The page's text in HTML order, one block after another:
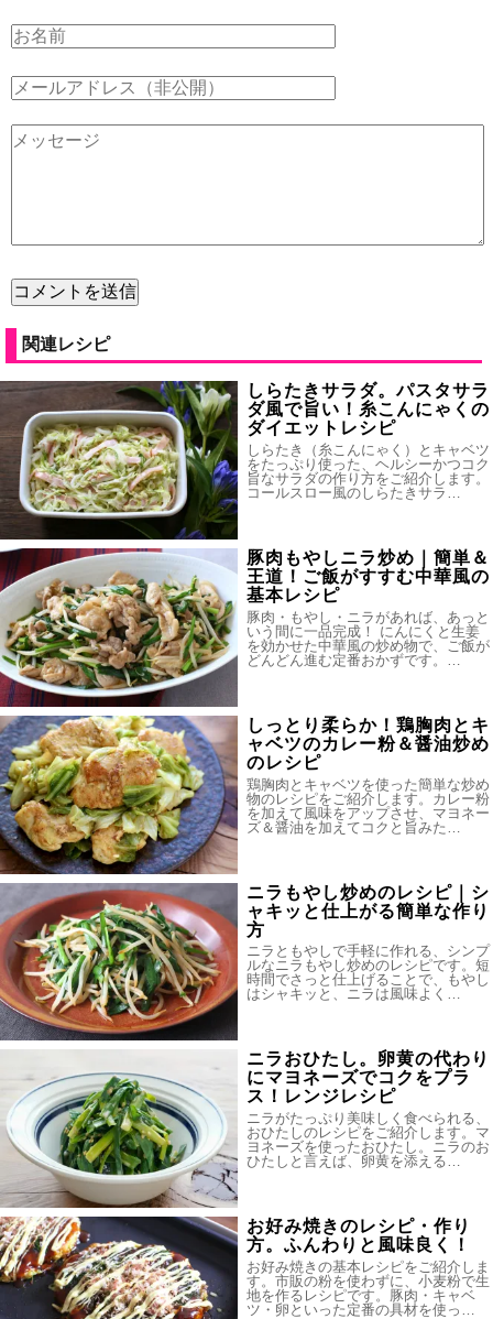
関連レシピ
しらたきサラダ。パスタサラ
ダ風で旨い！糸こんにゃくの
ダイエットレシピ
しらたき（糸こんにゃく）とキャベツ
をたっぷり使った、ヘルシーかつコク
旨なサラダの作り方をご紹介します。
コールスロー風のしらたきサラ…
豚肉もやしニラ炒め｜簡単＆
王道！ご飯がすすむ中華風の
基本レシピ
豚肉・もやし・ニラがあれば、あっと
いう間に一品完成！ にんにくと生姜
を効かせた中華風の炒め物で、ご飯が
どんどん進む定番おかずです。…
しっとり柔らか！鶏胸肉とキ
ャベツのカレー粉＆醤油炒め
のレシピ
鶏胸肉とキャベツを使った簡単な炒め
物のレシピをご紹介します。カレー粉
を加えて風味をアップさせ、マヨネー
ズ＆醤油を加えてコクと旨みた…
ニラもやし炒めのレシピ｜シ
ャキッと仕上がる簡単な作り
方
ニラともやしで手軽に作れる、シンプ
ルなニラもやし炒めのレシピです。短
時間でさっと仕上げることで、もやし
はシャキッと、ニラは風味よく…
ニラおひたし。卵黄の代わり
にマヨネーズでコクをプラ
ス！レンジレシピ
ニラがたっぷり美味しく食べられる、
おひたしのレシピをご紹介します。マ
ヨネーズを使ったおひたし。ニラのお
ひたしと言えば、卵黄を添える…
お好み焼きのレシピ・作り
方。ふんわりと風味良く！
お好み焼きの基本レシピをご紹介しま
す。市販の粉を使わずに、小麦粉で生
地を作るレシピです。豚肉・キャベ
ツ・卵といった定番の具材を使っ…